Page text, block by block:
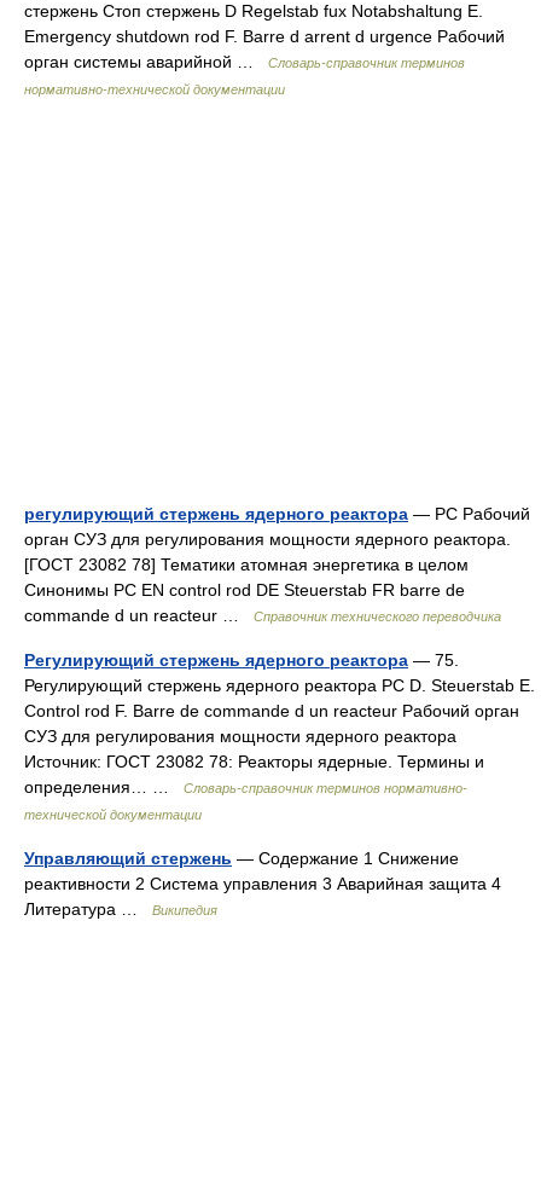
стержень Стоп стержень D Regelstab fux Notabshaltung Е.
Emergency shutdown rod F. Barre d arrent d urgence Рабочий
орган системы аварийной …
Словарь-справочник терминов
нормативно-технической документации
регулирующий стержень ядерного реактора — PC Рабочий
орган СУЗ для регулирования мощности ядерного реактора.
[ГОСТ 23082 78] Тематики атомная энергетика в целом
Синонимы PC EN control rod DE Steuerstab FR barre de
commande d un reacteur …
Справочник технического переводчика
Регулирующий стержень ядерного реактора — 75.
Регулирующий стержень ядерного реактора PC D. Steuerstab Е.
Control rod F. Barre de commande d un reacteur Рабочий орган
СУЗ для регулирования мощности ядерного реактора
Источник: ГОСТ 23082 78: Реакторы ядерные. Термины и
определения… …
Словарь-справочник терминов нормативно-
технической документации
Управляющий стержень — Содержание 1 Снижение
реактивности 2 Система управления 3 Аварийная защита 4
Литература …
Википедия